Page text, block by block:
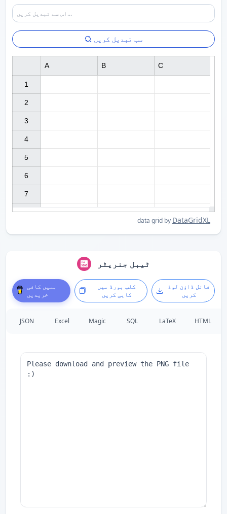
سب تبدیل کریں
1
2
3
4
5
6
7
A B C
data grid by DataGridXL
ٹیبل جنریٹر
ہمیں کافی
خریدیں
کلپ بورڈ میں
کاپی کریں
فائل ڈاؤن لوڈ
کریں
JSON Excel Magic SQL LaTeX HTML